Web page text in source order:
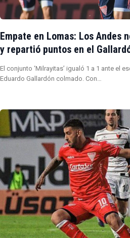
Empate en Lomas: Los Andes
y repartió puntos en el
El conjunto ‘Milrayitas’ igualó 1 a 1 ante el
Eduardo Gallardón colmado. Con…